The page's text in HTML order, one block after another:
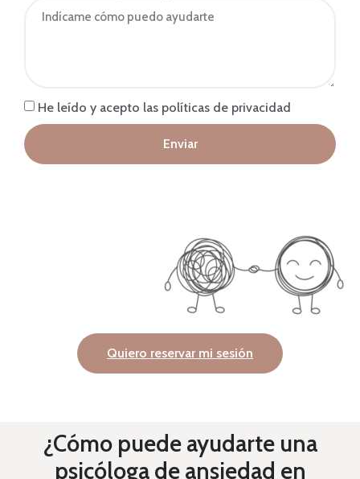
He leído y acepto las políticas de privacidad
Enviar
Quiero reservar mi sesión
¿Cómo puede ayudarte una
psicóloga de ansiedad en